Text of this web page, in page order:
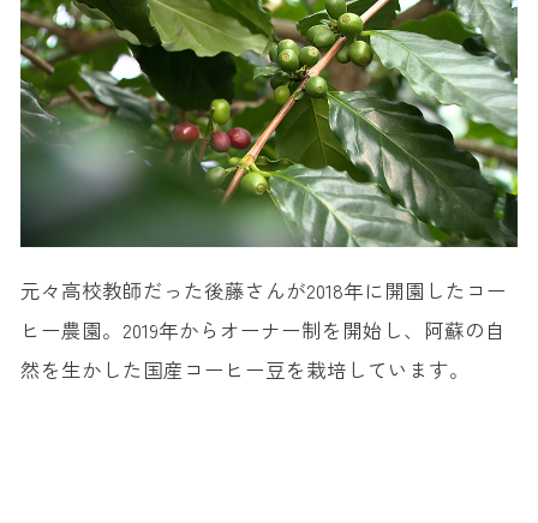
元々高校教師だった後藤さんが2018年に開園したコー
ヒー農園。2019年からオーナー制を開始し、阿蘇の自
然を生かした国産コーヒー豆を栽培しています。